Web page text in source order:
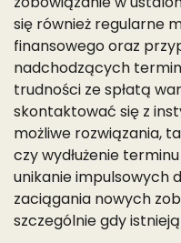
się również regularne
finansowego oraz
nadchodzących
trudności ze spłatą
skontaktować się z
możliwe rozwiązania,
czy wydłużenie
unikanie impulsowych
zaciągania nowych
szczególnie gdy istnieją